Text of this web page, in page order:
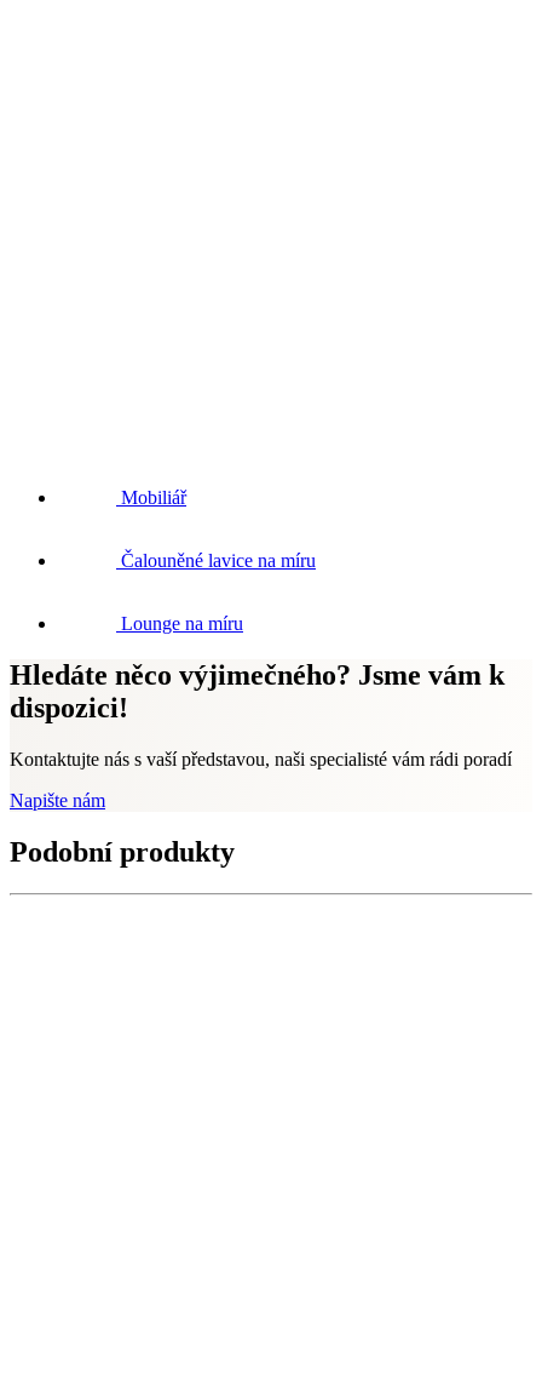
Mobiliář
Čalouněné lavice na míru
Lounge na míru
Hledáte něco výjimečného? Jsme vám k
dispozici!
Kontaktujte nás s vaší představou, naši specialisté vám rádi poradí
Napište nám
Podobní produkty